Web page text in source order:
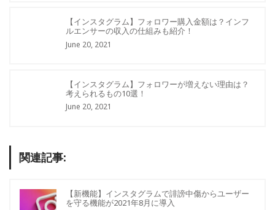
【インスタグラム】フォロワー購入金額は？インフ
ルエンサーの収入の仕組みも紹介！
June 20, 2021
【インスタグラム】フォロワーが増えない理由は？
考えられるもの10選！
June 20, 2021
関連記事:
【新機能】インスタグラムで誹謗中傷からユーザー
を守る機能が2021年8月に導入